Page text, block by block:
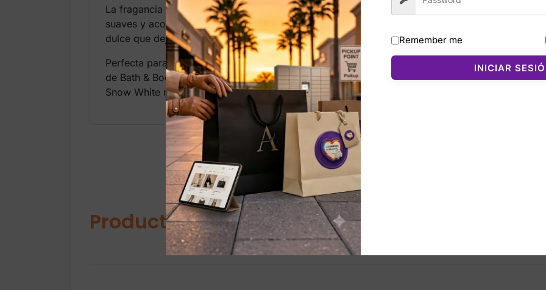
La fragancia abre con una mezcla jugosa de manzana roja y frutas brillantes que aportan
suaves y acordes limpios evocan la delicadeza y encanto natural de Blancanieves. El fondo
dulce que deja una estela femenina, cálida y memorable.
Perfecta para uso diario, para combinar con la crema corporal Snow White o para quienes
de Bath & Body Works.
Snow White no solo se usa… **encanta**.
Productos relacionados
Remember me
INICIAR